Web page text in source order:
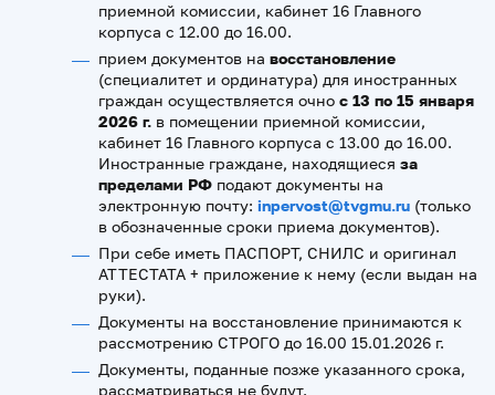
приемной комиссии, кабинет 16 Главного
корпуса с 12.00 до 16.00.
прием документов на восстановление
(специалитет и ординатура) для иностранных
граждан осуществляется очно с 13 по 15 января
2026 г. в помещении приемной комиссии,
кабинет 16 Главного корпуса с 13.00 до 16.00.
Иностранные граждане, находящиеся за
пределами РФ подают документы на
электронную почту: inpervost@tvgmu.ru (только
в обозначенные сроки приема документов).
При себе иметь ПАСПОРТ, СНИЛС и оригинал
АТТЕСТАТА + приложение к нему (если выдан на
руки).
Документы на восстановление принимаются к
рассмотрению СТРОГО до 16.00 15.01.2026 г.
Документы, поданные позже указанного срока,
рассматриваться не будут.